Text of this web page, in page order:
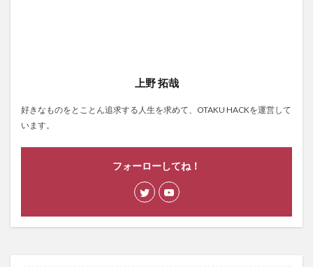
上野 拓哉
好きなものをとことん追求する人生を求めて、OTAKU HACKを運営して
います。
フォーローしてね！